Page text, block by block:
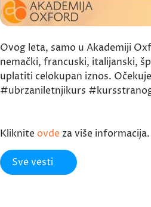
Ovog leta, samo u Akademiji
nemački, francuski, italijanski,
uplatiti celokupan iznos.
#ubrzaniletnjikurs
Kliknite ovde za više informacija.
Sve vesti